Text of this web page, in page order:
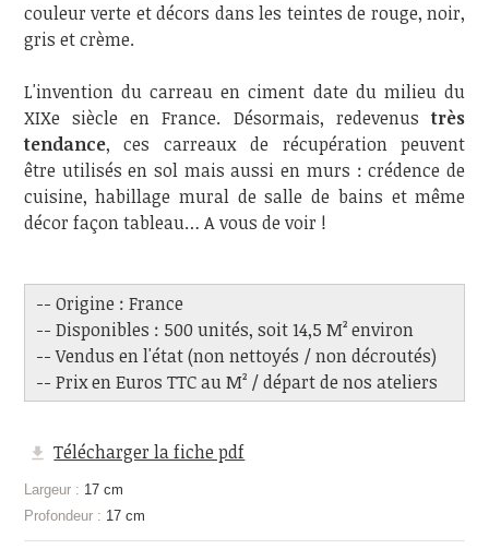
couleur verte et décors dans les teintes de rouge, noir,
gris et crème.
L'invention du carreau en ciment date du milieu du
XIXe siècle en France. Désormais, redevenustrès
tendance, ces carreaux de récupération peuvent
être utilisés en sol mais aussi en murs : crédence de
cuisine, habillage mural de salle de bains et même
décor façon tableau… A vous de voir !
-- Origine : France
-- Disponibles : 500 unités, soit 14,5 M² environ
-- Vendus en l'état (non nettoyés / non décroutés)
-- Prix en Euros TTC au M² / départ de nos ateliers
Télécharger la fiche pdf
Largeur : 17 cm
Profondeur : 17 cm